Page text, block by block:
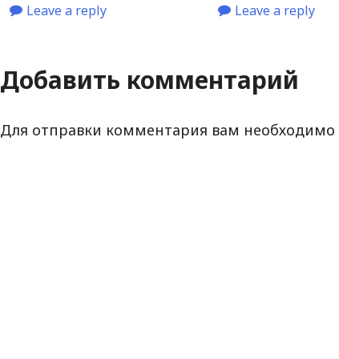
Leave a reply
Leave a reply
Добавить комментарий
Для отправки комментария вам необходимо